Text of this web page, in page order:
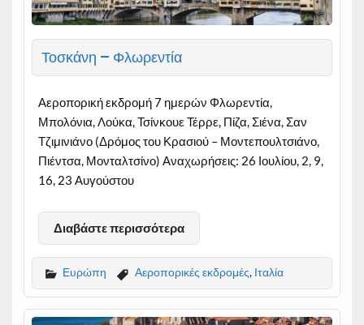
Τοσκάνη – Φλωρεντία
Αεροπορική εκδρομή 7 ημερών Φλωρεντία,
Μπολόνια, Λούκα, Τσίνκουε Τέρρε, Πίζα, Σιένα, Σαν
Τζιμινιάνο (Δρόμος του Κρασιού – Μοντεπουλτσιάνο,
Πιέντσα, Μονταλτσίνο) Αναχωρήσεις: 26 Ιουλίου, 2, 9,
16, 23 Αυγούστου
Διαβάστε περισσότερα
Ευρώπη Αεροπορικές εκδρομές, Ιταλία